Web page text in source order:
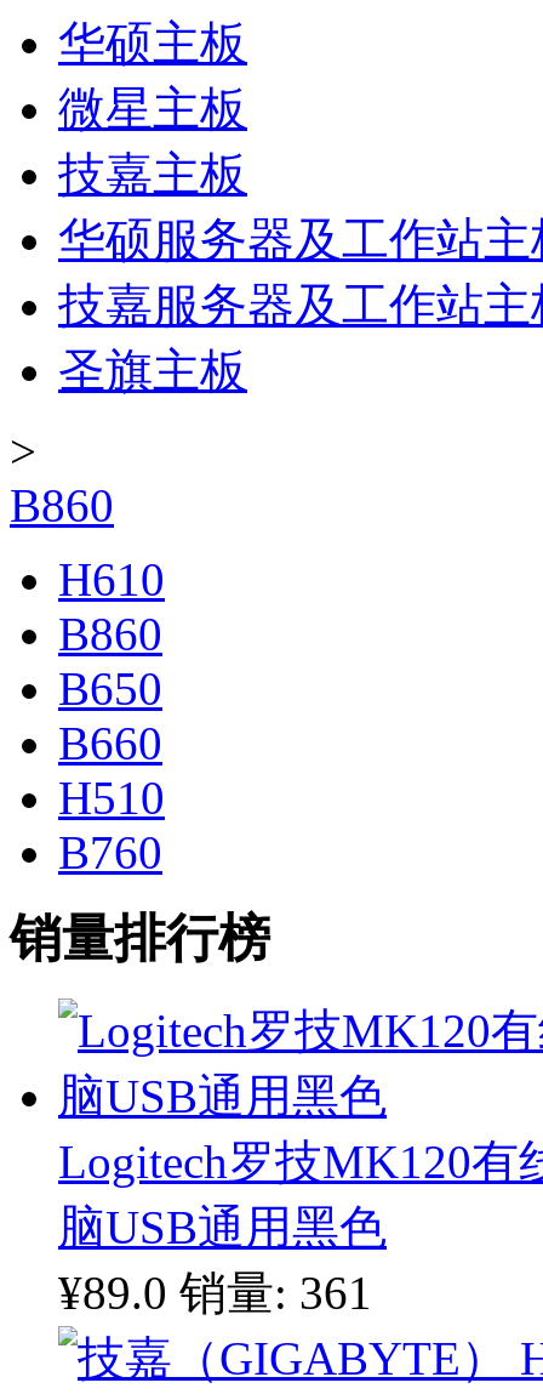
华硕主板
微星主板
技嘉主板
华硕服务器及工作站主
技嘉服务器及工作站主
圣旗主板
>
B860
H610
B860
B650
B660
H510
B760
销量排行榜
Logitech罗技MK120
脑USB通用黑色
¥89.0 销量: 361